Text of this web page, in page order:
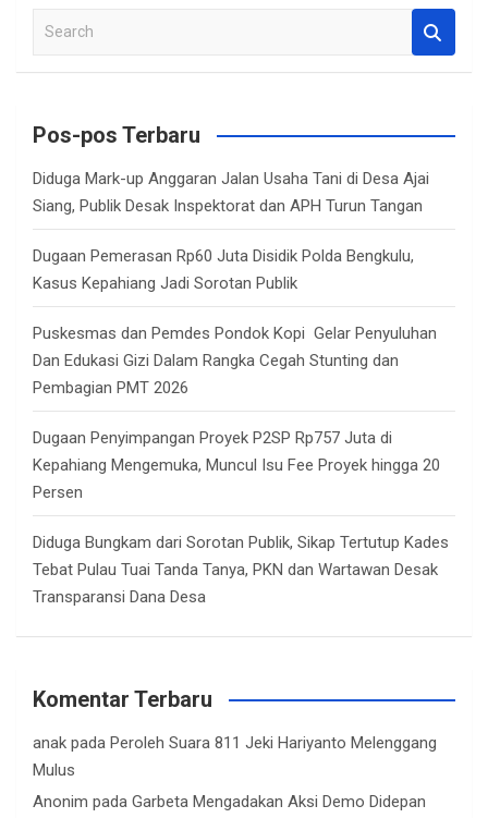
a
c
Pos-pos Terbaru
Diduga Mark-up Anggaran Jalan Usaha Tani di Desa Ajai
Siang, Publik Desak Inspektorat dan APH Turun Tangan
Dugaan Pemerasan Rp60 Juta Disidik Polda Bengkulu,
Kasus Kepahiang Jadi Sorotan Publik
Puskesmas dan Pemdes Pondok Kopi Gelar Penyuluhan
Dan Edukasi Gizi Dalam Rangka Cegah Stunting dan
Pembagian PMT 2026
Dugaan Penyimpangan Proyek P2SP Rp757 Juta di
Kepahiang Mengemuka, Muncul Isu Fee Proyek hingga 20
Persen
Diduga Bungkam dari Sorotan Publik, Sikap Tertutup Kades
Tebat Pulau Tuai Tanda Tanya, PKN dan Wartawan Desak
Transparansi Dana Desa
Komentar Terbaru
anak pada Peroleh Suara 811 Jeki Hariyanto Melenggang
Mulus
Anonim pada Garbeta Mengadakan Aksi Demo Didepan